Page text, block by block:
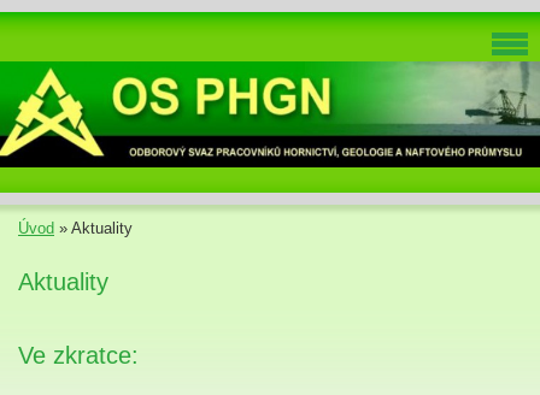
Úvod » Aktuality
Aktuality
Ve zkratce: